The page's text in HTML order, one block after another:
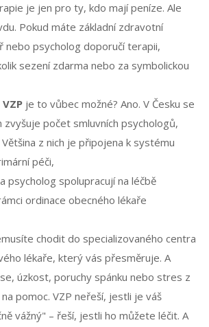
je jen pro ty, kdo mají peníze. Ale
Pokud máte základní zdravotní
nebo psycholog doporučí terapii,
sezení zdarma nebo za symbolickou
VZP je to vůbec možné? Ano. V Česku se
zvyšuje počet smluvních psychologů,
z nich je připojena k systému
péči,
psycholog spolupracují na léčbě
ordinace obecného lékaře
chodit do specializovaného centra
lékaře, který vás přesměruje. A
úzkost, poruchy spánku nebo stres z
pomoc. VZP neřeší, jestli je váš
vážný" – řeší, jestli ho můžete léčit. A